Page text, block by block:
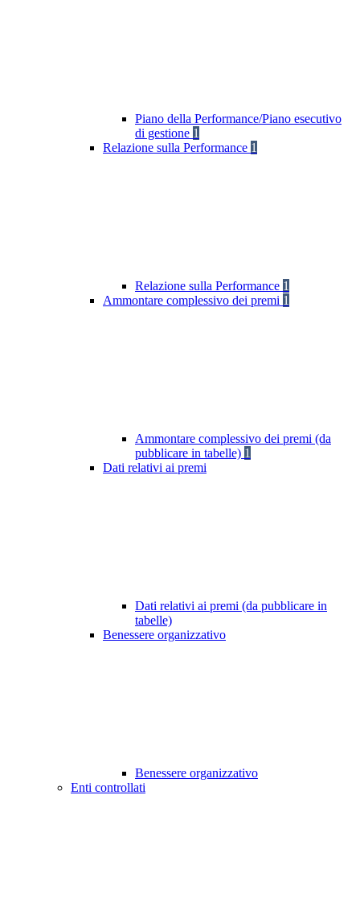
Piano della Performance/Piano esecutivo
di gestione 1
Relazione sulla Performance 1
Relazione sulla Performance 1
Ammontare complessivo dei premi 1
Ammontare complessivo dei premi (da
pubblicare in tabelle) 1
Dati relativi ai premi
Dati relativi ai premi (da pubblicare in
tabelle)
Benessere organizzativo
Benessere organizzativo
Enti controllati